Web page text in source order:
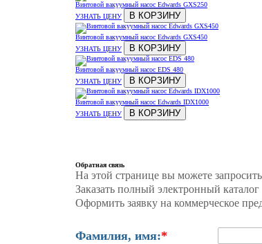
Винтовой вакуумный насос Edwards GXS250
УЗНАТЬ ЦЕНУ
В КОРЗИНУ
Винтовой вакуумный насос Edwards GXS450
УЗНАТЬ ЦЕНУ
В КОРЗИНУ
Винтовой вакуумный насос EDS 480
УЗНАТЬ ЦЕНУ
В КОРЗИНУ
Винтовой вакуумный насос Edwards IDX1000
УЗНАТЬ ЦЕНУ
В КОРЗИНУ
Обратная связь
На этой странице вы можете
Заказать полный электронный
Оформить заявку на коммерческое
Фамилия, имя:*